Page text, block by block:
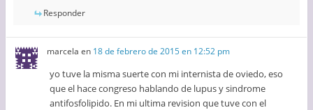
Responder
marcela en 18 de febrero de 2015 en 12:52 pm
yo tuve la misma suerte con mi internista de oviedo, eso
que el hace congreso hablando de lupus y sindrome
antifosfolipido. En mi ultima revision que tuve con el